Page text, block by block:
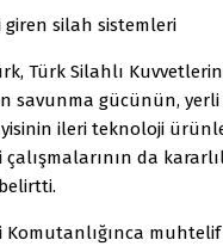
giren silah sistemleri
Türk Silahlı
savunma gücünün, yerli
ileri teknoloji
da
Komutanlığınca